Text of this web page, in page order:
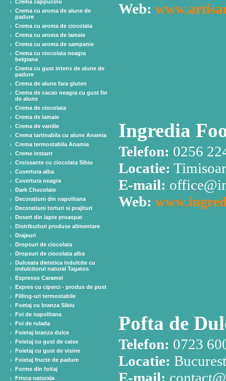
Cremă cappucino
Crema cu aroma de alune de
padure
Crema cu aroma de ciocolata
Crema cu aroma de lamaie
Crema cu aroma de sampanie
Crema cu ciocolata neagra
belgiana
Crema cu gust intens de alune de
padure
Crema de alune fara gluten
Crema de cacao neagra cu gust fin
de alune
Crema de ciocolata
Crema de lamaie
Crema de vanilie
Crema tartinabila cu alune Anamia
Crema termostabila Anamia
Creme instant
Croissante cu ciocolata Sibiu
Cuvertura alba
Cuvertura neagra
Dark Chocolate
Decorațiuni din napolitana
Decoratiuni torturi si prajituri
Desert din lapte proaspat
Distribuitori produse alimentare
Drajeuri
Dropsuri de ciocolata
Dropsuri de ciocolata alba
Dulceata dietetica indulcite cu
indulcitorul natural Tagatos
Espresso Caramel
Expres cu ciperci - produs de post
Filling-uri termostabile
Foetaj cu branza Sibiu
Foi de napolitana
Foi de rulada
Foietaj branza dulce
Foietaj cu gust de caise
Foietaj cu gust de visine
Foietaj fructe de padure
Forme din foitaj
Frisca naturala
Web:
Ingredia
Telefon: 0256
Locatie:
E-mail:
Web:
Pofta de
Telefon: 0723
Locatie:
E-mail: